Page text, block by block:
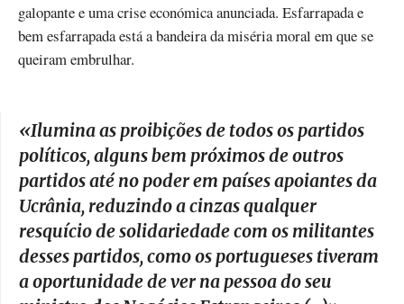
galopante e uma crise económica anunciada. Esfarrapada e
bem esfarrapada está a bandeira da miséria moral em que se
queiram embrulhar.
«Ilumina as proibições de todos os partidos
políticos, alguns bem próximos de outros
partidos até no poder em países apoiantes da
Ucrânia, reduzindo a cinzas qualquer
resquício de solidariedade com os militantes
desses partidos, como os portugueses tiveram
a oportunidade de ver na pessoa do seu